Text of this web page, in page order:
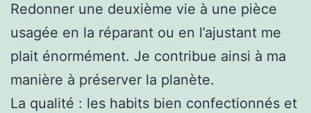
Redonner une deuxième vie à une pièce
usagée en la réparant ou en l’ajustant me
plait énormément. Je contribue ainsi à ma
manière à préserver la planète.
La qualité : les habits bien confectionnés et